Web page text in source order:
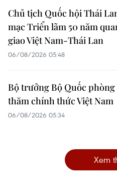
Chủ tịch Quốc hội Thái
mạc Triển lãm 50 năm
giao Việt Nam-Thái Lan
06/08/2026 05:48
Bộ trưởng Bộ Quốc phòng
thăm chính thức Việt Nam
06/08/2026 05:34
Xem